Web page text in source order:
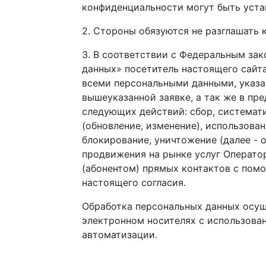
конфиденциальности могут быть
2. Стороны обязуются не
3. В соответствии с Федеральным
данных» посетитель настоящего
всеми персональными данными,
вышеуказанной заявке, а так же в
следующих действий: сбор,
(обновление, изменение),
блокирование, уничтожение (далее -
продвижения на рынке услуг
(абонентом) прямых контактов с
настоящего согласия.
Обработка персональных данных
электронном носителях с
автоматизации.